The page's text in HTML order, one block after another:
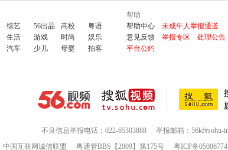
综艺 56出品 高校
粤语
生活 游戏 时尚
娱乐
汽车 少儿 母婴 拍客
帮助
帮助中心
未成年人举报通道
意见反馈
举报专区
处理公告
平台公约
不良信息举报电话：022-65303888
举报邮箱：56kf#sohu-
中国互联网诚信联盟 粤通管BBS【2009】第175号 粤ICP备